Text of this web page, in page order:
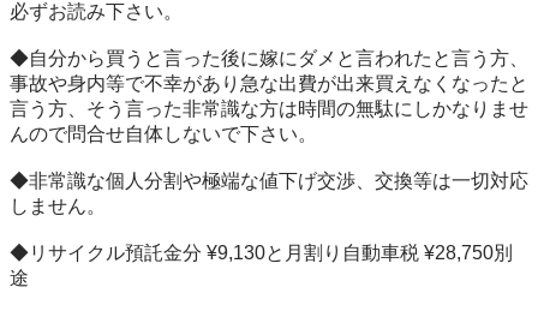
必ずお読み下さい。
◆自分から買うと言った後に嫁にダメと言われたと言う方、
事故や身内等で不幸があり急な出費が出来買えなくなったと
言う方、そう言った非常識な方は時間の無駄にしかなりませ
んので問合せ自体しないで下さい。
◆非常識な個人分割や極端な値下げ交渉、交換等は一切対応
しません。
◆リサイクル預託金分 ¥9,130と月割り自動車税 ¥28,750別
途